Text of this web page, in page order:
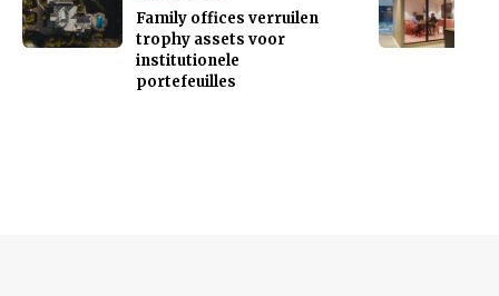
Family offices verruilen
trophy assets voor
institutionele
portefeuilles